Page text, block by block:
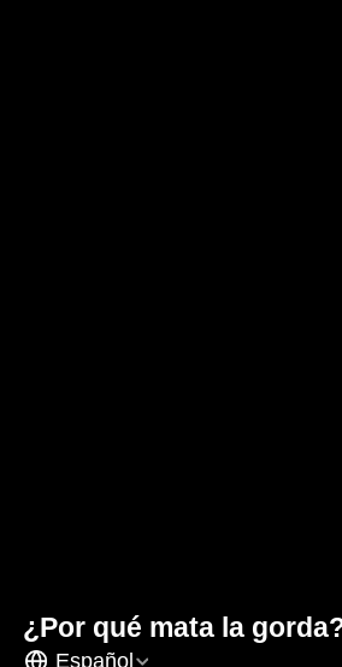
¿Por qué mata la
Español